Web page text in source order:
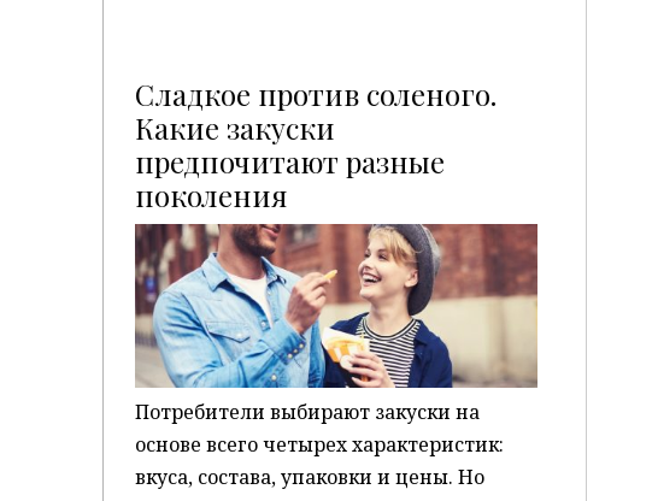
Сладкое против соленого.
Какие закуски
предпочитают разные
поколенияP
Потребители выбирают закуски на
основе всего четырех характеристик:
вкуса, состава, упаковки и цены. Но